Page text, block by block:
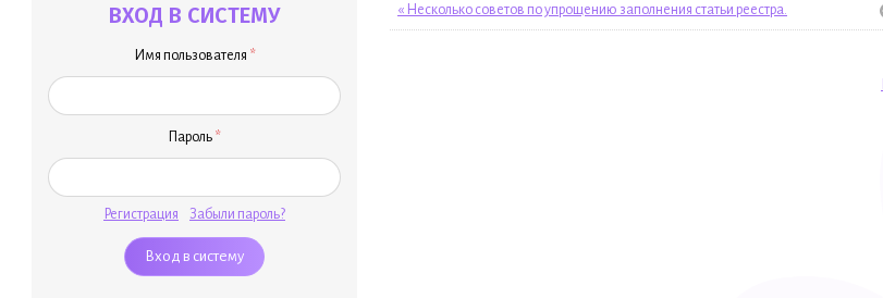
ВХОД В СИСТЕМУ
Имя пользователя *
Пароль *
Регистрация Забыли пароль?
« Несколько советов по упрощению заполнения статьи реестра.